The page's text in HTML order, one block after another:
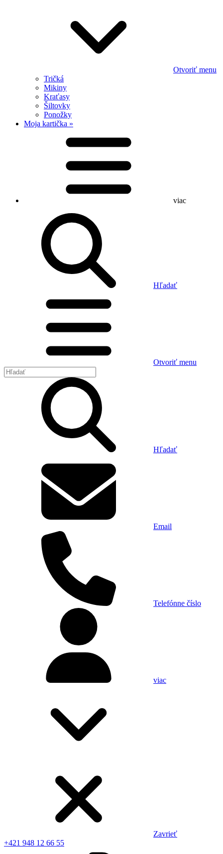
Otvoriť menu
Tričká
Mikiny
Kraťasy
Šiltovky
Ponožky
Moja kartička »
viac
Hľadať
Otvoriť menu
Hľadať
Email
Telefónne číslo
viac
Zavrieť
+421 948 12 66 55